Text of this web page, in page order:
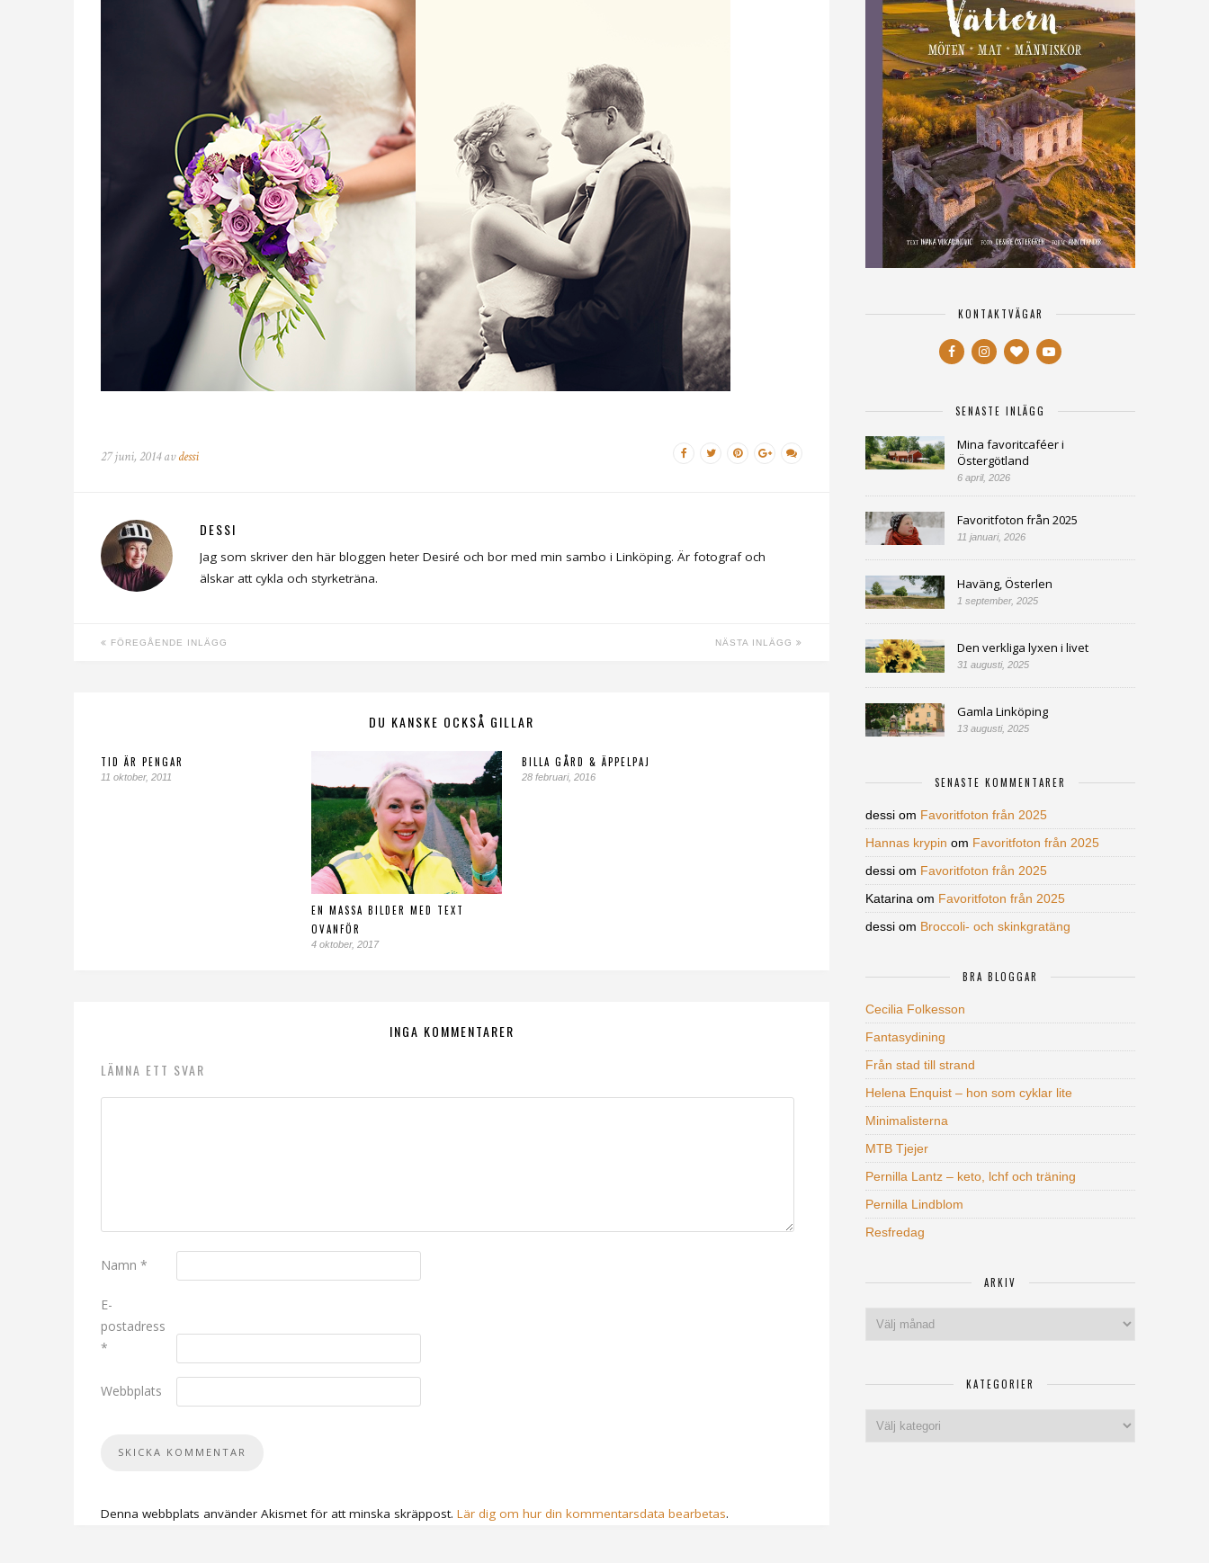
27 juni, 2014 avdessi
DESSI
Jag som skriver den här bloggen heter Desiré och bor med min sambo i Linköping. Är fotograf och
älskar att cykla och styrketräna.
FÖREGÅENDE INLÄGG NÄSTA INLÄGG
DU KANSKE OCKSÅ GILLAR
TID ÄR PENGAR
11 oktober, 2011
EN MASSA BILDER MED TEXT
OVANFÖR
4 oktober, 2017
BILLA GÅRD & ÄPPELPAJ
28 februari, 2016
INGA KOMMENTARER
LÄMNA ETT SVAR
Namn *
E-
postadress
*
Webbplats
Denna webbplats använder Akismet för att minska skräppost. Lär dig om hur din kommentarsdata bearbetas.
KONTAKTVÄGAR
SENASTE INLÄGG
Mina favoritcaféer i
Östergötland
6 april, 2026
Favoritfoton från 2025
11 januari, 2026
Haväng, Österlen
1 september, 2025
Den verkliga lyxen i livet
31 augusti, 2025
Gamla Linköping
13 augusti, 2025
SENASTE KOMMENTARER
dessi om Favoritfoton från 2025
Hannas krypin om Favoritfoton från 2025
dessi om Favoritfoton från 2025
Katarina om Favoritfoton från 2025
dessi om Broccoli- och skinkgratäng
BRA BLOGGAR
Cecilia Folkesson
Fantasydining
Från stad till strand
Helena Enquist – hon som cyklar lite
Minimalisterna
MTB Tjejer
Pernilla Lantz – keto, lchf och träning
Pernilla Lindblom
Resfredag
ARKIV
KATEGORIER